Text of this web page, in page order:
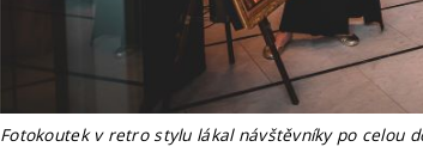
Fotokoutek v retro stylu lákal návštěvníky po celou